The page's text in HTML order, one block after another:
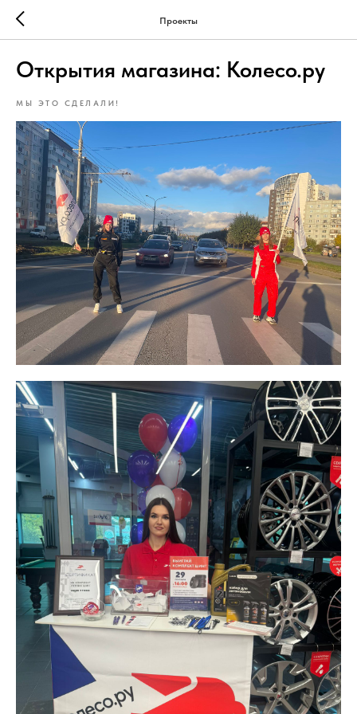
Проекты
Открытия магазина: Колесо.ру
МЫ ЭТО СДЕЛАЛИ!